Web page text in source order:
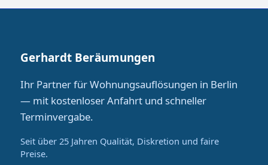
Gerhardt Beräumungen
Ihr Partner für Wohnungsauflösungen in Berlin
— mit kostenloser Anfahrt und schneller
Terminvergabe.
Seit über 25 Jahren Qualität, Diskretion und faire
Preise.